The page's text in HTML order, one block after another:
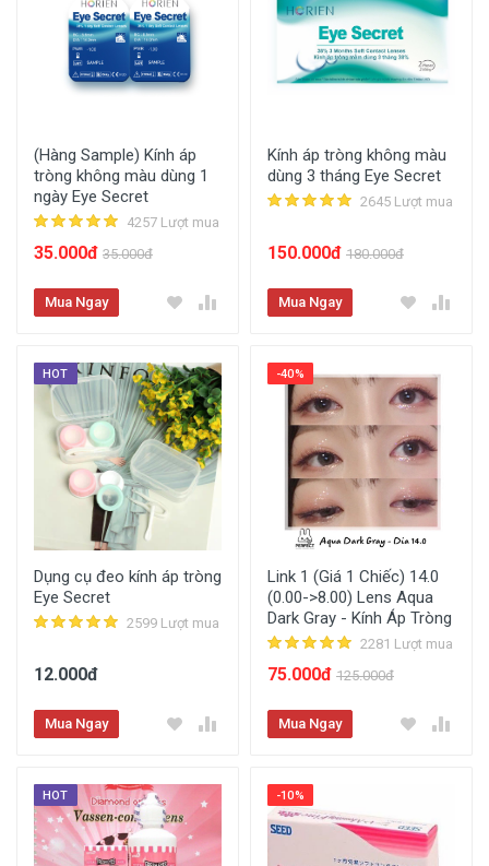
(Hàng Sample) Kính áp
tròng không màu dùng 1
ngày Eye Secret
4257 Lượt mua
35.000đ 35.000đ
Mua Ngay
Kính áp tròng không màu
dùng 3 tháng Eye Secret
2645 Lượt mua
150.000đ 180.000đ
Mua Ngay
HOT
Dụng cụ đeo kính áp tròng
Eye Secret
2599 Lượt mua
12.000đ
Mua Ngay
-40%
Link 1 (Giá 1 Chiếc) 14.0
(0.00->8.00) Lens Aqua
Dark Gray - Kính Áp Tròng
2281 Lượt mua
75.000đ 125.000đ
Mua Ngay
HOT -10%